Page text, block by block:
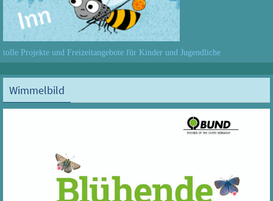
tolle Projekte und Freizeitangebote für Kinder und Jugendliche
Wimmelbild